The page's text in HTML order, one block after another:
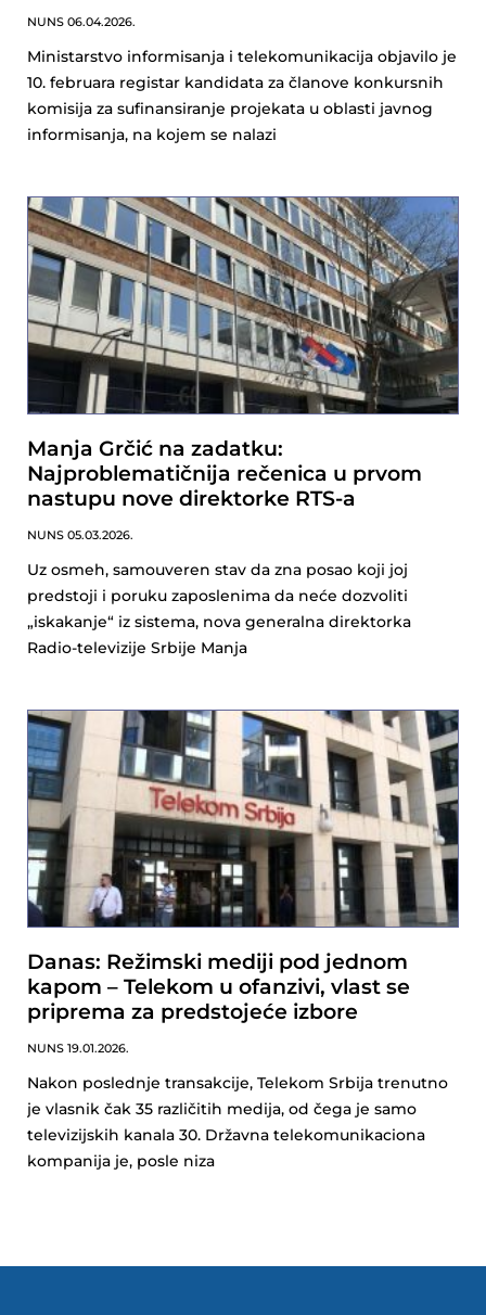
NUNS 06.04.2026.
Ministarstvo informisanja i telekomunikacija objavilo je
10. februara registar kandidata za članove konkursnih
komisija za sufinansiranje projekata u oblasti javnog
informisanja, na kojem se nalazi
Manja Grčić na zadatku:
Najproblematičnija rečenica u prvom
nastupu nove direktorke RTS-a
NUNS 05.03.2026.
Uz osmeh, samouveren stav da zna posao koji joj
predstoji i poruku zaposlenima da neće dozvoliti
„iskakanje“ iz sistema, nova generalna direktorka
Radio-televizije Srbije Manja
Danas: Režimski mediji pod jednom
kapom – Telekom u ofanzivi, vlast se
priprema za predstojeće izbore
NUNS 19.01.2026.
Nakon poslednje transakcije, Telekom Srbija trenutno
je vlasnik čak 35 različitih medija, od čega je samo
televizijskih kanala 30. Državna telekomunikaciona
kompanija je, posle niza